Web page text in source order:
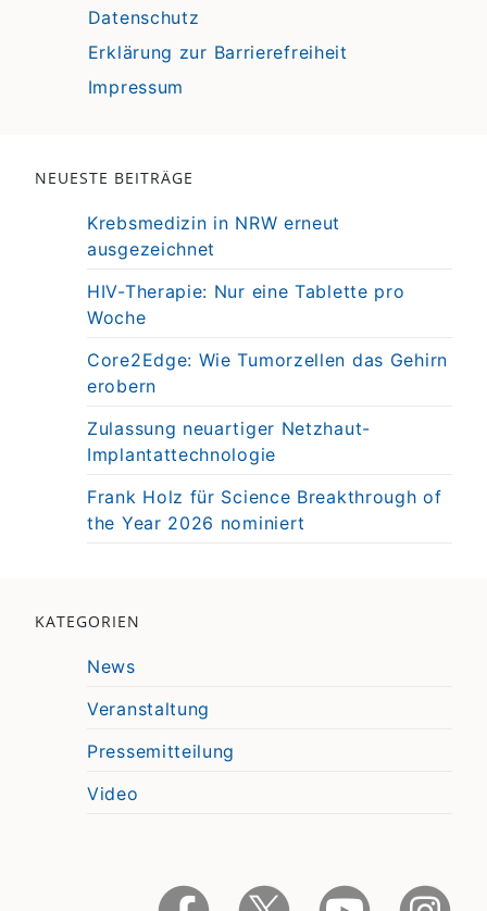
Datenschutz
Erklärung zur Barrierefreiheit
Impressum
NEUESTE BEITRÄGE
Krebsmedizin in NRW erneut
ausgezeichnet
HIV-Therapie: Nur eine Tablette pro
Woche
Core2Edge: Wie Tumorzellen das Gehirn
erobern
Zulassung neuartiger Netzhaut-
Implantattechnologie
Frank Holz für Science Breakthrough of
the Year 2026 nominiert
KATEGORIEN
News
Veranstaltung
Pressemitteilung
Video